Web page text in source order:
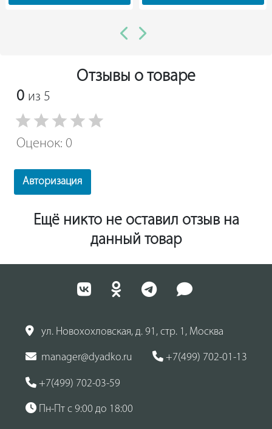
Отзывы о товаре
0 из 5
Оценок: 0
Авторизация
Ещё никто не оставил отзыв на
данный товар
ул. Новохохловская, д. 91, стр. 1, Москва
manager@dyadko.ru +7(499) 702-01-13
+7(499) 702-03-59
Пн-Пт с 9:00 до 18:00